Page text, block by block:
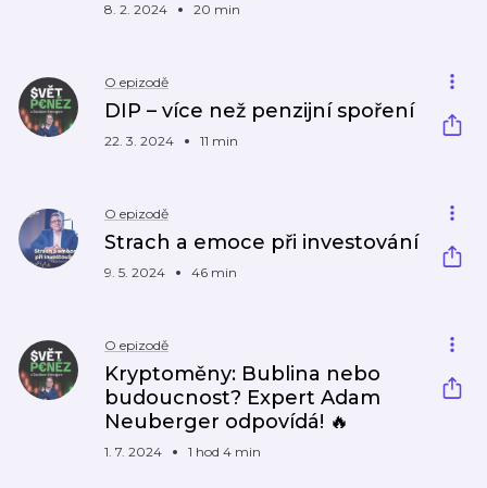
8. 2. 2024 20 min
O epizodě
DIP – více než penzijní spoření
22. 3. 2024 11 min
O epizodě
Strach a emoce při investování
9. 5. 2024 46 min
O epizodě
Kryptoměny: Bublina nebo
budoucnost? Expert Adam
Neuberger odpovídá! 🔥
1. 7. 2024 1 hod 4 min